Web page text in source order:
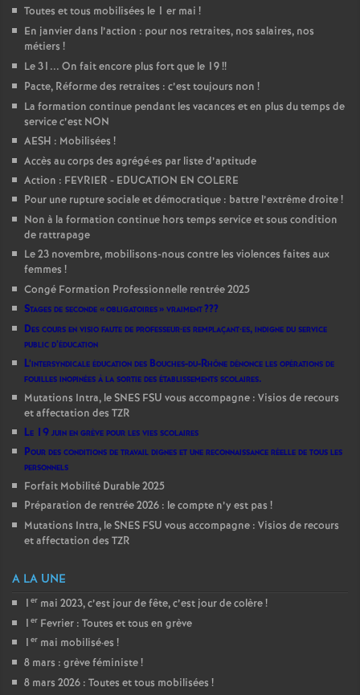
Toutes et tous mobilisées le 1 er mai !
En janvier dans l’action : pour nos retraites, nos salaires, nos
métiers !
Le 31... On fait encore plus fort que le 19!!
Pacte, Réforme des retraites : c’est toujours non !
La formation continue pendant les vacances et en plus du temps de
service c’est NON
AESH : Mobilisées !
Accès au corps des agrégé·es par liste d’aptitude
Action : FEVRIER - EDUCATION EN COLERE
Pour une rupture sociale et démocratique : battre l’extrême droite!
Non à la formation continue hors temps service et sous condition
de rattrapage
Le 23 novembre, mobilisons-nous contre les violences faites aux
femmes !
Congé Formation Professionnelle rentrée 2025
Stages de seconde «obligatoires» vraiment???
Des cours en visio faute de professeur·es remplaçant·es, indigne du service
public d’éducation
L’intersyndicale éducation des Bouches-du-Rhône dénonce les opérations de
fouilles inopinées à la sortie des établissements scolaires.
Mutations Intra, le SNES FSU vous accompagne : Visios de recours
et affectation des TZR
Le 19 juin en grève pour les vies scolaires
Pour des conditions de travail dignes et une reconnaissance réelle de tous les
personnels
Forfait Mobilité Durable 2025
Préparation de rentrée 2026 : le compte n’y est pas !
Mutations Intra, le SNES FSU vous accompagne : Visios de recours
et affectation des TZR
A LA UNE
1 er mai 2023, c’est jour de fête, c’est jour de colère!
1 er Fevrier : Toutes et tous en grève
1 er mai mobilisé·es !
8 mars : grève féministe!
8 mars 2026 : Toutes et tous mobilisées !